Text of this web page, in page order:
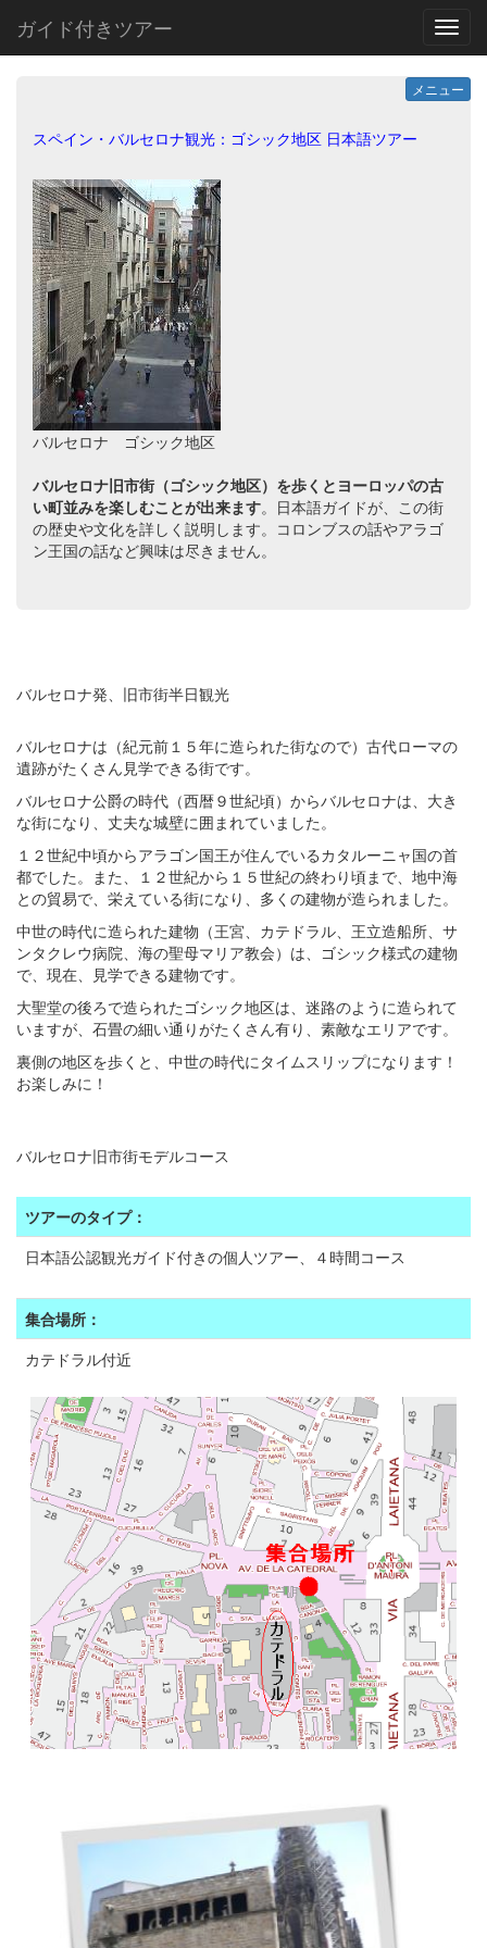
ガイド付きツアー
メニュー
スペイン・バルセロナ観光：ゴシック地区 日本語ツアー
バルセロナ ゴシック地区
バルセロナ旧市街（ゴシック地区）を歩くとヨーロッパの古
い町並みを楽しむことが出来ます。日本語ガイドが、この街
の歴史や文化を詳しく説明します。コロンブスの話やアラゴ
ン王国の話など興味は尽きません。
バルセロナ発、旧市街半日観光
バルセロナは（紀元前１５年に造られた街なので）古代ローマの
遺跡がたくさん見学できる街です。
バルセロナ公爵の時代（西暦９世紀頃）からバルセロナは、大き
な街になり、丈夫な城壁に囲まれていました。
１２世紀中頃からアラゴン国王が住んでいるカタルーニャ国の首
都でした。また、１２世紀から１５世紀の終わり頃まで、地中海
との貿易で、栄えている街になり、多くの建物が造られました。
中世の時代に造られた建物（王宮、カテドラル、王立造船所、サ
ンタクレウ病院、海の聖母マリア教会）は、ゴシック様式の建物
で、現在、見学できる建物です。
大聖堂の後ろで造られたゴシック地区は、迷路のように造られて
いますが、石畳の細い通りがたくさん有り、素敵なエリアです。
裏側の地区を歩くと、中世の時代にタイムスリップになります！
お楽しみに！
バルセロナ旧市街モデルコース
ツアーのタイプ：
日本語公認観光ガイド付きの個人ツアー、４時間コース
集合場所：
カテドラル付近